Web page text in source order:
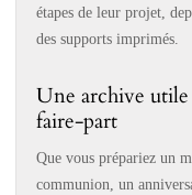
étapes de leur projet,
des supports imprimés.
Une archive utile
faire-part
Que vous prépariez un
communion, un